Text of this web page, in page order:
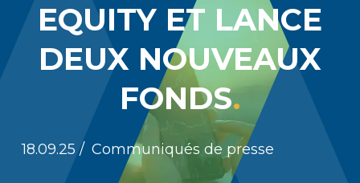
EQUITY ET LANCE
DEUX NOUVEAUX
FONDS
18.09.25/ Communiqués de presse